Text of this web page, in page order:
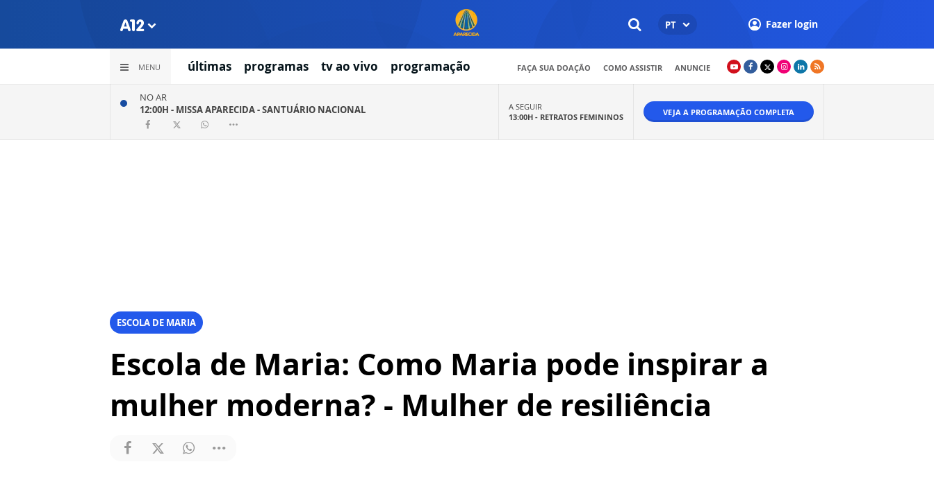
PT Fazer login
MENU últimas programas tv ao vivo programação FAÇA SUA DOAÇÃO COMO ASSISTIR ANUNCIE
NO AR
12:00H - MISSA APARECIDA - SANTUÁRIO NACIONAL
A SEGUIR
13:00H - RETRATOS FEMININOS VEJA A PROGRAMAÇÃO COMPLETA
ESCOLA DE MARIA
Escola de Maria: Como Maria pode inspirar a
mulher moderna? - Mulher de resiliência